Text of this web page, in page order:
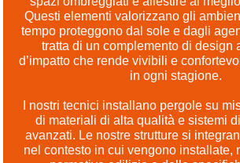
Questi elementi valorizzano gli
tempo proteggono dal sole e dagli
tratta di un complemento di design
d’impatto che rende vivibili e
in ogni stagione.
I nostri tecnici installano pergole su
di materiali di alta qualità e sistemi
avanzati. Le nostre strutture si
nel contesto in cui vengono installate,